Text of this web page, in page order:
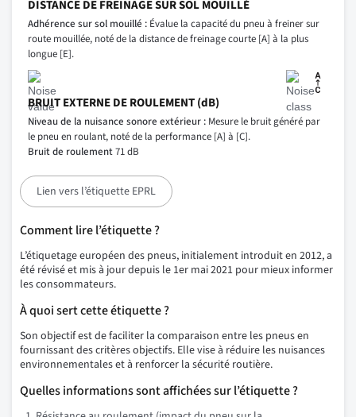
DISTANCE DE FREINAGE SUR SOL MOUILLÉ
Adhérence sur sol mouillé : Évalue la capacité du pneu à freiner sur
route mouillée, noté de la distance de freinage courte [A] à la plus
longue [E].
BRUIT EXTERNE DE ROULEMENT (dB)
Niveau de la nuisance sonore extérieur : Mesure le bruit généré par
le pneu en roulant, noté de la performance [A] à [C].
Bruit de roulement71 dB
Lien vers l’étiquette EPRL
Comment lire l’étiquette ?
L’étiquetage européen des pneus, initialement introduit en 2012, a
été révisé et mis à jour depuis le 1er mai 2021 pour mieux informer
les consommateurs.
À quoi sert cette étiquette ?
Son objectif est de faciliter la comparaison entre les pneus en
fournissant des critères objectifs. Elle vise à réduire les nuisances
environnementales et à renforcer la sécurité routière.
Quelles informations sont affichées sur l’étiquette ?